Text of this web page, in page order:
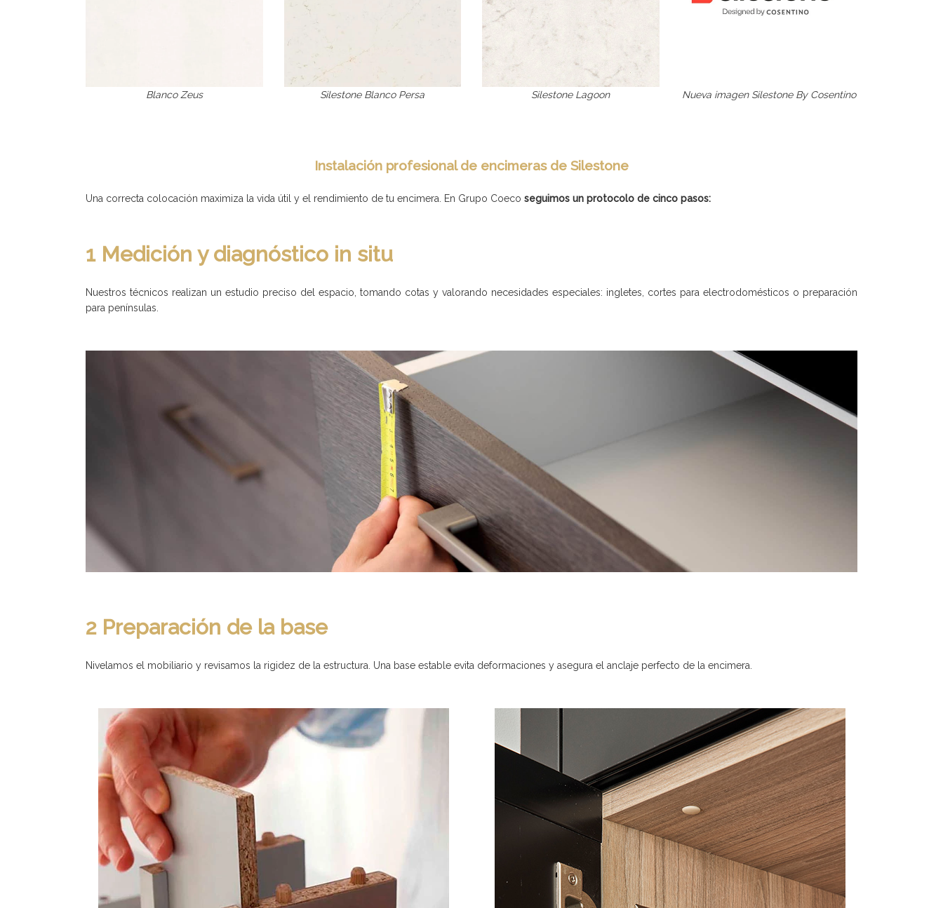
Blanco Zeus Silestone Blanco Persa Silestone Lagoon Nueva imagen Silestone By Cosentino
Instalación profesional de encimeras de Silestone
Una correcta colocación maximiza la vida útil y el rendimiento de tu encimera. En Grupo Coeco seguimos un protocolo de cinco pasos:
1 Medición y diagnóstico in situ
Nuestros técnicos realizan un estudio preciso del espacio, tomando cotas y valorando necesidades especiales: ingletes, cortes para electrodomésticos o preparación
para penínsulas.
2 Preparación de la base
Nivelamos el mobiliario y revisamos la rigidez de la estructura. Una base estable evita deformaciones y asegura el anclaje perfecto de la encimera.